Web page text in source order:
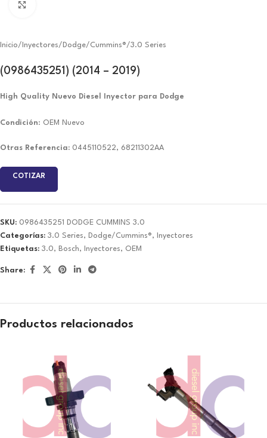
Inicio/ Inyectores/ Dodge/Cummins®/3.0 Series
(0986435251) (2014 – 2019)
High Quality Nuevo Diesel Inyector para Dodge
Condición: OEM Nuevo
Otras Referencia: 0445110522, 68211302AA
COTIZAR
SKU: 0986435251 DODGE CUMMINS 3.0
Categorías: 3.0 Series, Dodge/Cummins®,
Inyectores
Etiquetas: 3.0, Bosch, Inyectores, OEM
Share:
Productos relacionados